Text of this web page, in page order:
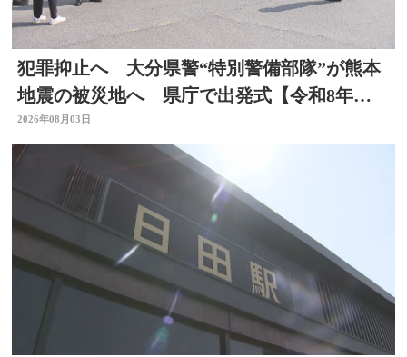
犯罪抑止へ 大分県警“特別警備部隊”が熊本
地震の被災地へ 県庁で出発式【令和8年熊
本地震】
2026年08月03日